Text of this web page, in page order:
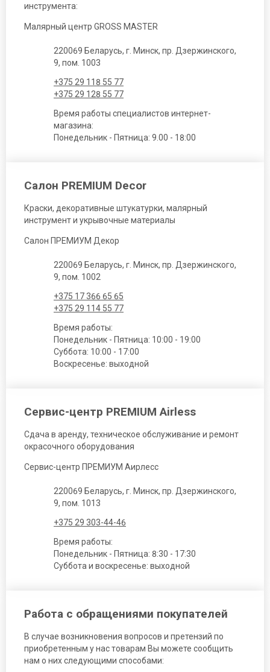
инструмента:
Малярный центр GROSS MASTER
220069 Беларусь, г. Минск, пр. Дзержинского,
9, пом. 1003
+375 29 118 55 77
+375 29 128 55 77
Время работы специалистов интернет-
магазина:
Понедельник - Пятница: 9.00 - 18:00
Салон PREMIUM Decor
Краски, декоративные штукатурки, малярный
инструмент и укрывочные материалы
Салон ПРЕМИУМ Декор
220069 Беларусь, г. Минск, пр. Дзержинского,
9, пом. 1002
+375 17 366 65 65
+375 29 114 55 77
Время работы:
Понедельник - Пятница: 10:00 - 19:00
Суббота: 10:00 - 17:00
Воскресенье: выходной
Сервис-центр PREMIUM Airless
Сдача в аренду, техническое обслуживание и ремонт
окрасочного оборудования
Сервис-центр ПРЕМИУМ Аирлесс
220069 Беларусь, г. Минск, пр. Дзержинского,
9, пом. 1013
+375 29 303-44-46
Время работы:
Понедельник - Пятница: 8:30 - 17:30
Суббота и воскресенье: выходной
Работа с обращениями покупателей
В случае возникновения вопросов и претензий по
приобретенным у нас товарам Вы можете сообщить
нам о них следующими способами: